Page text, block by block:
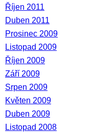
Říjen 2011
Duben 2011
Prosinec 2009
Listopad 2009
Říjen 2009
Září 2009
Srpen 2009
Květen 2009
Duben 2009
Listopad 2008